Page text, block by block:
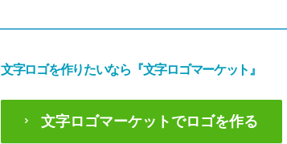
文字ロゴを作りたいなら 『文字ロゴマーケット』
文字ロゴマーケットでロゴを作る